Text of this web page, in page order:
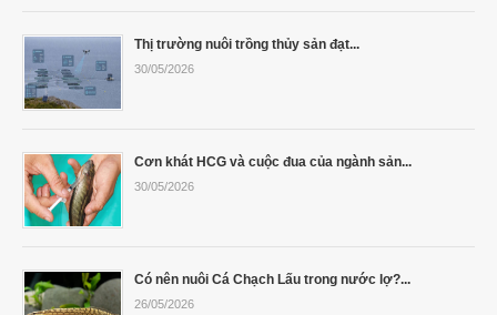
Thị trường nuôi trồng thủy sản đạt...
30/05/2026
Cơn khát HCG và cuộc đua của ngành sản...
30/05/2026
Có nên nuôi Cá Chạch Lấu trong nước lợ?...
26/05/2026